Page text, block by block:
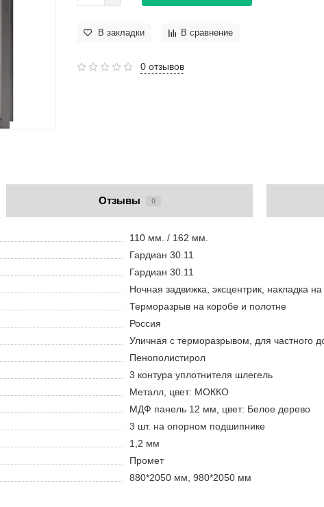
В закладки В сравнение
0 отзывов
Отзывы 0
110 мм. / 162 мм.
Гардиан 30.11
Гардиан 30.11
Ночная задвижка, эксцентрик, накладка
Терморазрыв на коробе и полотне
Россия
Уличная с терморазрывом, для частного
Пенополистирол
3 контура уплотнителя шлегель
Металл, цвет: МОККО
МДФ панель 12 мм, цвет: Белое дерево
3 шт. на опорном подшипнике
1,2 мм
Промет
880*2050 мм, 980*2050 мм